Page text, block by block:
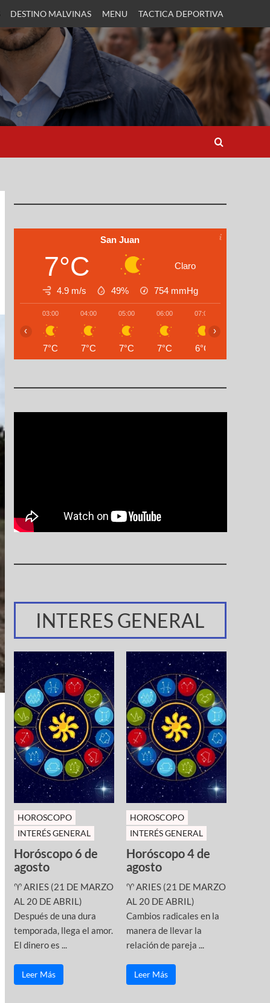
DESTINO MALVINAS MENU TACTICA DEPORTIVA
San Juan
7°C Claro
4.9 m/s 49% 754 mmHg
03:00
7°C
04:00
7°C
05:00
7°C
06:00
7°C
07:00
6°C
‹ ›
INTERES GENERAL
HOROSCOPO
INTERÉS GENERAL
Horóscopo 6 de
agosto
♈ ARIES (21 DE MARZO
AL 20 DE ABRIL)
Después de una dura
temporada, llega el amor.
El dinero es ...
Leer Más
HOROSCOPO
INTERÉS GENERAL
Horóscopo 4 de
agosto
♈ ARIES (21 DE MARZO
AL 20 DE ABRIL)
Cambios radicales en la
manera de llevar la
relación de pareja ...
Leer Más